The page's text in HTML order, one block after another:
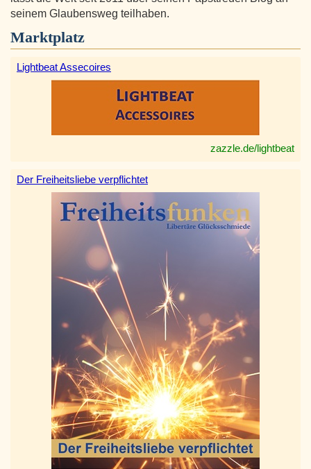
seinem Glaubensweg teilhaben.
Marktplatz
Lightbeat Assecoires
zazzle.de/lightbeat
Der Freiheitsliebe verpflichtet